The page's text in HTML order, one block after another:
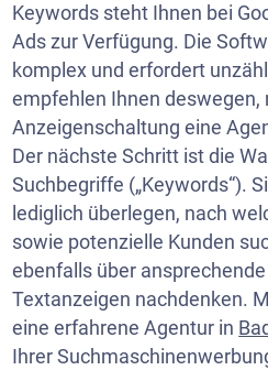
Keywords steht Ihnen bei
Ads zur Verfügung. Die
komplex und erfordert
empfehlen Ihnen deswegen,
Anzeigenschaltung eine
Der nächste Schritt ist die
Suchbegriffe („Keywords“).
lediglich überlegen, nach
sowie potenzielle Kunden
ebenfalls über
Textanzeigen nachdenken.
eine erfahrene Agentur in
Ihrer